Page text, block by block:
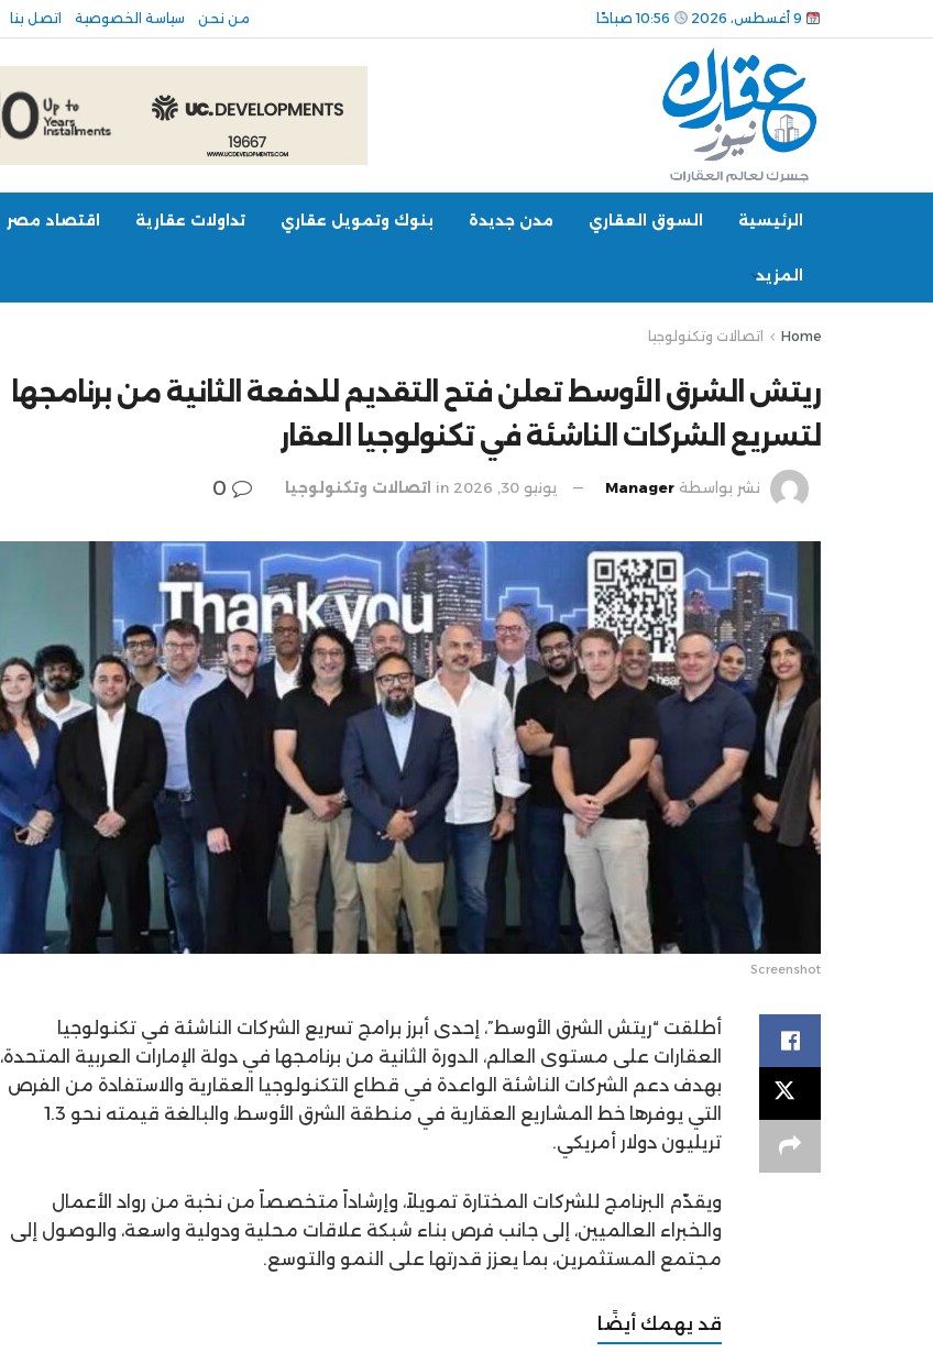
من نحن سياسة الخصوصية اتصل بنا
الرئيسية السوق العقاري مدن جديدة بنوك وتمويل عقاري تداولات عقارية اقتصاد مصر
المزيد
Home اتصالات وتكنولوجيا
ريتش الشرق الأوسط تعلن فتح التقديم للدفعة الثانية من برنامجها
لتسريع الشركات الناشئة في تكنولوجيا العقار
نشر بواسطة Manager يونيو 30, 2026 in اتصالات وتكنولوجيا
Screenshot
أطلقت “ريتش الشرق الأوسط”، إحدى أبرز برامج تسريع الشركات الناشئة في تكنولوجيا
العقارات على مستوى العالم، الدورة الثانية من برنامجها في دولة الإمارات العربية المتحدة،
بهدف دعم الشركات الناشئة الواعدة في قطاع التكنولوجيا العقارية والاستفادة من الفرص
التي يوفرها خط المشاريع العقارية في منطقة الشرق الأوسط، والبالغة قيمته نحو 1.3
تريليون دولار أمريكي.
ويقدّم البرنامج للشركات المختارة تمويلاً، وإرشاداً متخصصاً من نخبة من رواد الأعمال
والخبراء العالميين، إلى جانب فرص بناء شبكة علاقات محلية ودولية واسعة، والوصول إلى
مجتمع المستثمرين، بما يعزز قدرتها على النمو والتوسع.
قد يهمك أيضًا